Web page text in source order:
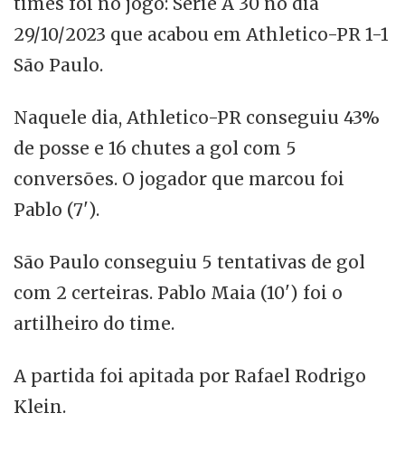
29/10/2023 que acabou em Athletico-PR 1-1
São Paulo.
Naquele dia, Athletico-PR conseguiu 43%
de posse e 16 chutes a gol com 5
conversões. O jogador que marcou foi
Pablo (7').
São Paulo conseguiu 5 tentativas de gol
com 2 certeiras. Pablo Maia (10') foi o
artilheiro do time.
A partida foi apitada por Rafael Rodrigo
Klein.